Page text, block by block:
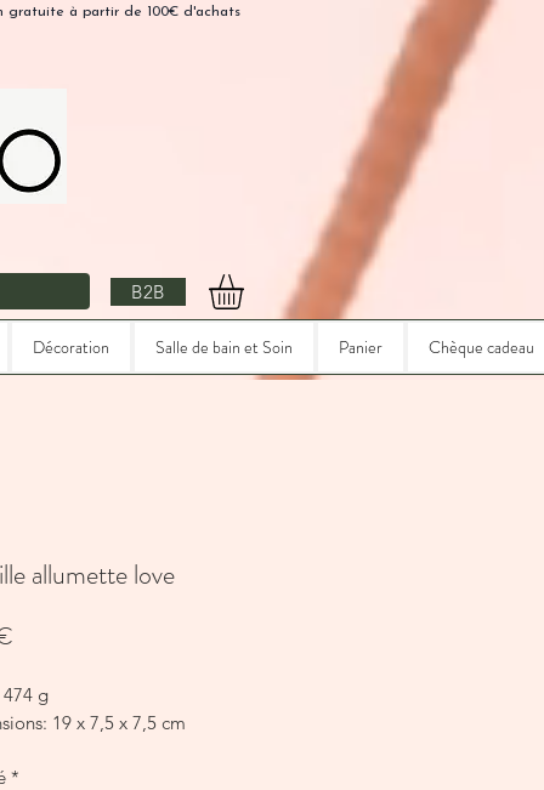
gratuite à partir de 100€ d'achats
B2B
Décoration Salle de bain et Soin Panier Chèque cadeau
allumette love
g
19 x 7,5 x 7,5 cm
*